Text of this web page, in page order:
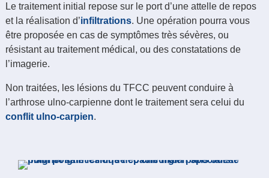
Le traitement initial repose sur le port d’une attelle de repos
et la réalisation d’infiltrations. Une opération pourra vous
être proposée en cas de symptômes très sévères, ou
résistant au traitement médical, ou des constatations de
l’imagerie.
Non traitées, les lésions du TFCC peuvent conduire à
l’arthrose ulno-carpienne dont le traitement sera celui du
conflit ulno-carpien.